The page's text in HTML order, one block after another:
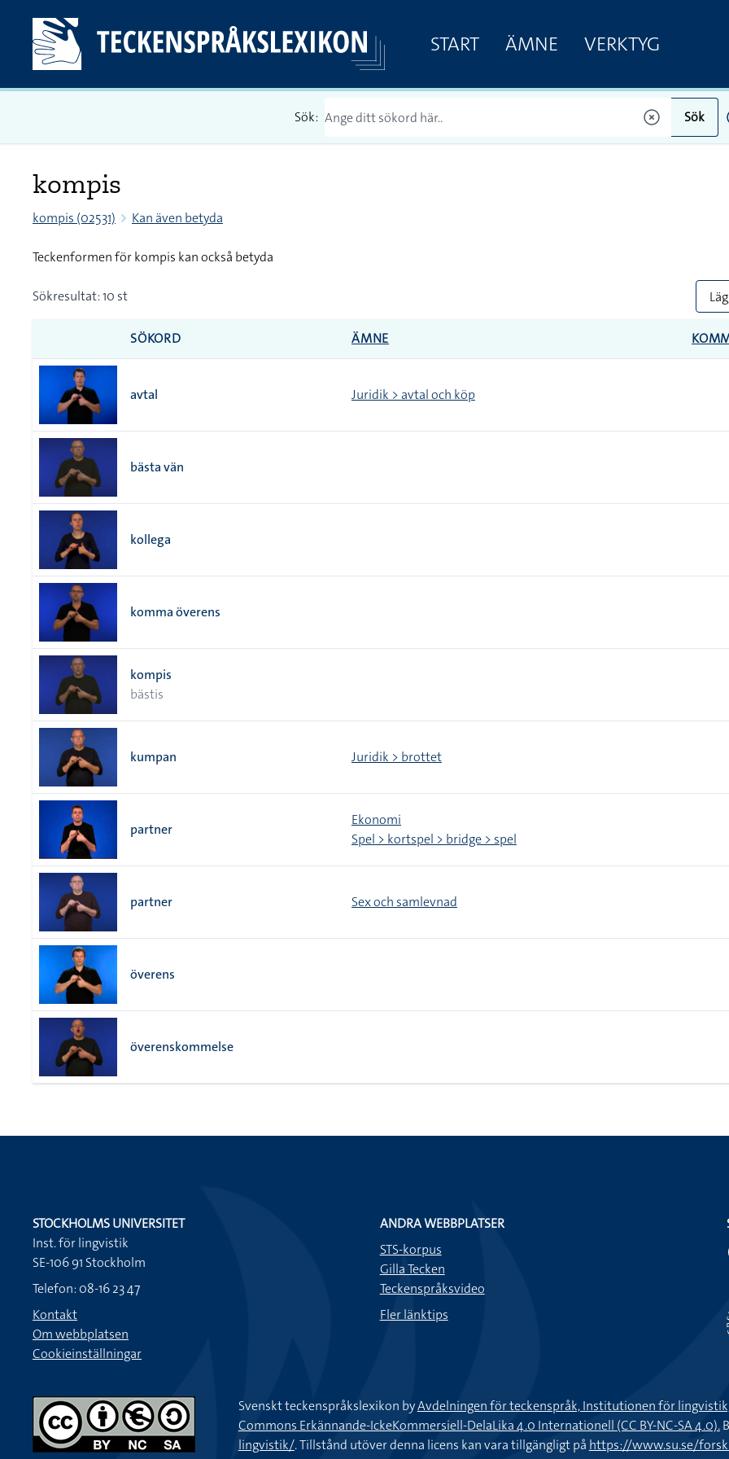
START ÄMNE VERKTYG
Sök: Sök
kompis
kompis (02531) Kan även betyda
Teckenformen för kompis kan också betyda
Sökresultat: 10 st
SÖKORD ÄMNE
avtal Juridik > avtal och köp
bästa vän
kollega
komma överens
kompis
bästis
kumpan Juridik > brottet
partner
Ekonomi
Spel > kortspel > bridge > spel
partner Sex och samlevnad
överens
överenskommelse
STOCKHOLMS UNIVERSITET
Inst. för lingvistik
SE-106 91 Stockholm
Telefon: 08-16 23 47
Kontakt
Om webbplatsen
Cookieinställningar
ANDRA WEBBPLATSER
STS-korpus
Gilla Tecken
Teckenspråksvideo
Fler länktips
Svenskt teckenspråkslexikon byAvdelningen för teckenspråk, Institutionen för
Commons Erkännande-IckeKommersiell-DelaLika 4.0 Internationell (CC BY-NC-SA 4.0).
lingvistik/. Tillstånd utöver denna licens kan vara tillgängligt på https://www.su.se/